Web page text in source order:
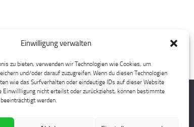
Einwilligung verwalten
zu bieten, verwenden wir Technologien wie Cookies, um
und/oder darauf zuzugreifen. Wenn du diesen Technologien
wie das Surfverhalten oder eindeutige IDs auf dieser Website
Einwillligung nicht erteilst oder zurückziehst, können bestimmte
werden.